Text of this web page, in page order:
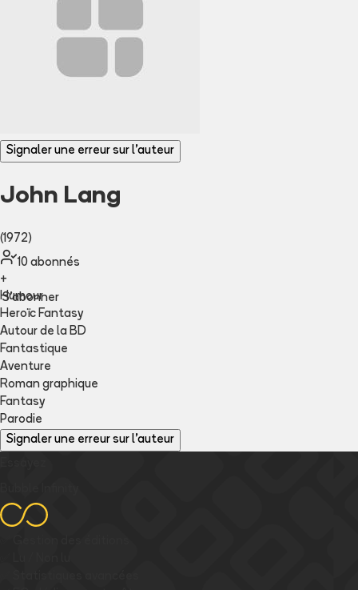
Signaler une erreur sur l'auteur
John Lang
(1972)
10 abonnés
+
S'abonner
Humour
Heroïc Fantasy
Autour de la BD
Fantastique
Aventure
Roman graphique
Fantasy
Parodie
Signaler une erreur sur l'auteur